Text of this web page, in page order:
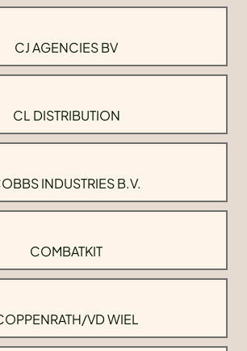
CJ AGENCIES BV
CL DISTRIBUTION
INDUSTRIES B.V.
COMBATKIT
VD WIEL